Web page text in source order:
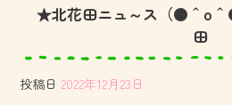
★北花田ニュ～ス（●＾o
田
投稿日 2022年12月23日